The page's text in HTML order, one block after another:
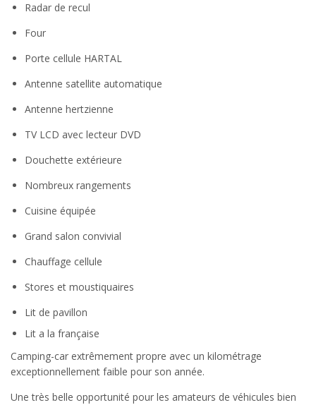
Radar de recul
Four
Porte cellule HARTAL
Antenne satellite automatique
Antenne hertzienne
TV LCD avec lecteur DVD
Douchette extérieure
Nombreux rangements
Cuisine équipée
Grand salon convivial
Chauffage cellule
Stores et moustiquaires
Lit de pavillon
Lit a la française
Camping-car extrêmement propre avec un kilométrage
exceptionnellement faible pour son année.
Une très belle opportunité pour les amateurs de véhicules bien